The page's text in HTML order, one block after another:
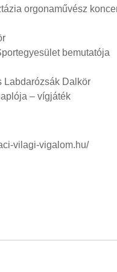
orgonaművész
bemutatója
Labdarózsák Dalkör
– vígjáték
vilagi-vigalom.hu/